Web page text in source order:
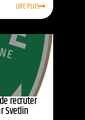
LIRE PLUS
recruter
Svetlin